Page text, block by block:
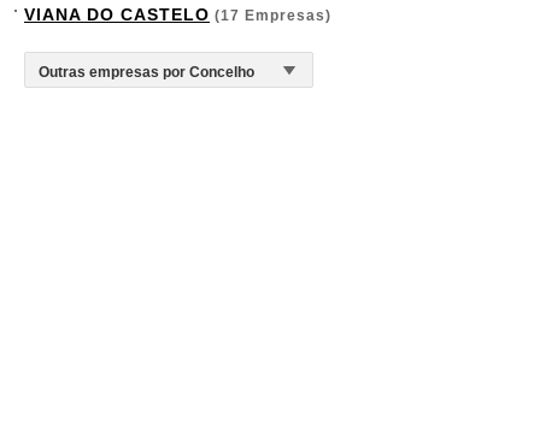
VIANA DO CASTELO (17 Empresas)